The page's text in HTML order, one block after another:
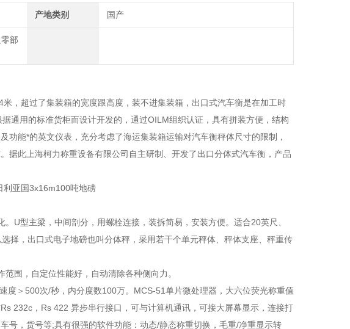
产地类别 国产
部
，超过了集装箱的宽度跟高度，装不进集装箱，出口式汽车衡是在加工时
通用的标准货柜而设计开发的，通过OILM组织认证，具有拼装方便，结构
能*的英文仪表，充分考虑了海运集装箱运输对汽车衡秤体尺寸的限制，
据此上海柯力称重设备有限公司自主研制、开发了出口分体式汽车衡，产品
U型主梁，中间剖分，用螺栓连接，装拆简易，安装方便。适合20英尺、
，出口式电子地磅也叫分体秤，采用若干个单元秤体、秤体支座、秤重传
围，自定位性能好，自动清除各种侧向力。
＞500次/秒，内分度数100万。MCS-51单片微处理器，大六位荧光称重值
232c，Rs 422 异步串行接口，可与计算机通讯，可接大屏幕显示，连接打
号，货号等;具有很强的软件功能：动态/静态称重切换，毛重/净重显示转